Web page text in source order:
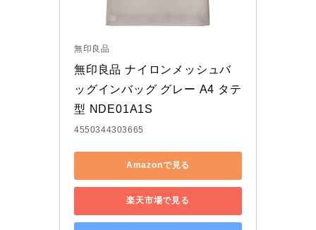
無印良品
無印良品 ナイロンメッシュバ
ッグインバッグ グレー A4 タテ
型 NDE01A1S
4550344303665
Amazonで見る
楽天市場で見る